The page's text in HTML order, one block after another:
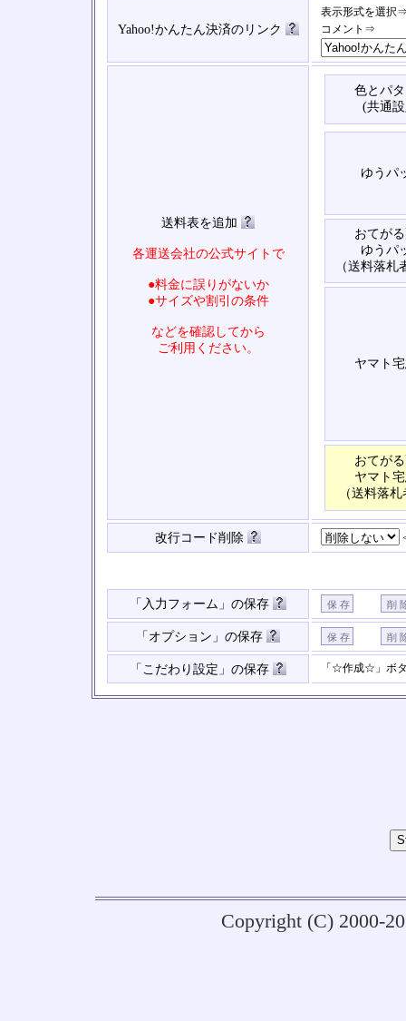
Yahoo!かんたん決済のリンク
表示形式を選択
コメント⇒
送料表を追加
各運送会社の公式サイトで
●料金に誤りがないか
●サイズや割引の条件
などを確認してから
ご利用ください。
色とパ
(共通
ゆうパ
おてが
ゆうパ
（送料落札
ヤマト
おてが
ヤマト
（送料落
改行コード削除
「入力フォーム」の保存
「オプション」の保存
「こだわり設定」の保存 「☆作成☆」ボ
Copyright (C) 2000-